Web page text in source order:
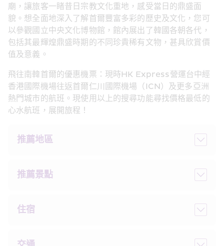
廟，讓旅客一睹昔日宗教文化重地，感受當日的鼎盛面
貌。想全面地深入了解首爾豐富多彩的歷史及文化，您可
以參觀國立中央文化博物館，館內展出了韓國各朝各代，
包括其最輝煌鼎盛時期的不同珍貴稀有文物，甚具欣賞價
值及意義。
飛往南韓首爾的優惠機票：現時HK Express營運台中經
香港國際機場往返首爾仁川國際機場（ICN）及更多亞洲
熱門城市的航班。現使用以上的搜尋功能尋找價格最低的
心水航班，展開旅程！
推薦地區
推薦景點
住宿